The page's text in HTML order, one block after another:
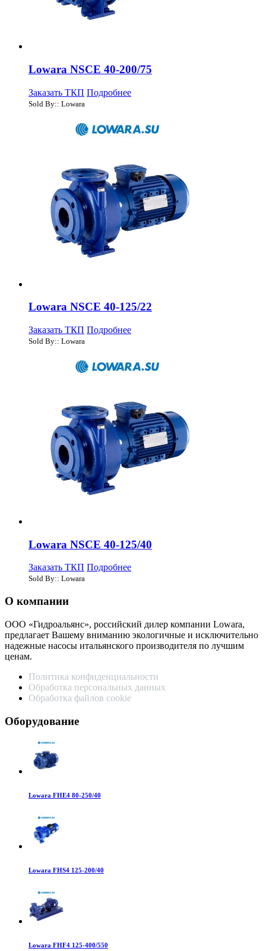
Lowara NSCE 40-200/75
Заказать ТКП Подробнее
Sold By:: Lowara
Lowara NSCE 40-125/22
Заказать ТКП Подробнее
Sold By:: Lowara
Lowara NSCE 40-125/40
Заказать ТКП Подробнее
Sold By:: Lowara
О компании
ООО «Гидроальянс», российский дилер компании Lowara,
предлагает Вашему вниманию экологичные и исключительно
надежные насосы итальянского производителя по лучшим
ценам.
Политика конфиденциальности
Обработка персональных данных
Обработка файлов cookie
Оборудование
Lowara FHE4 80-250/40
Lowara FHS4 125-200/40
Lowara FHF4 125-400/550